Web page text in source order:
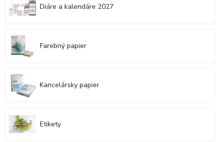
Diáre a kalendáre 2027
Farebný papier
Kancelársky papier
Etikety